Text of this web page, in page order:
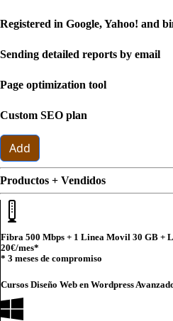
Registered in Google, Yahoo! and
Sending detailed reports by email
Page optimization tool
Custom SEO plan
Add
Productos + Vendidos
Fibra 500 Mbps + 1 Linea Movil 30 GB +
20€/mes*
* 3 meses de compromiso
Cursos Diseño Web en Wordpress